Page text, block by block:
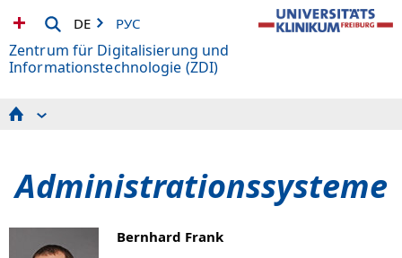
DE РУС
Zentrum für Digitalisierung und
Informationstechnologie (ZDI)
Team
Administrationssysteme
Bernhard Frank